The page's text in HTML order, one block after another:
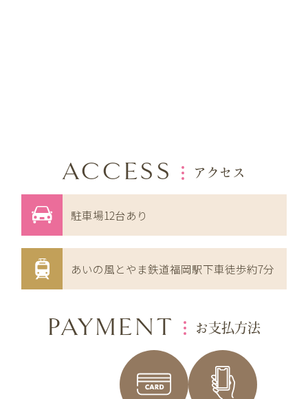
ACCESS アクセス
駐車場12台あり
あいの風とやま鉄道福岡駅下車徒歩約7分
PAYMENT お支払方法